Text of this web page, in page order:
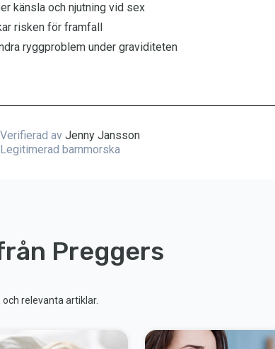
känsla och njutning vid sex
risken för framfall
ryggproblem under graviditeten
Verifierad av Jenny Jansson
Legitimerad barnmorska
Preggers
och relevanta artiklar.